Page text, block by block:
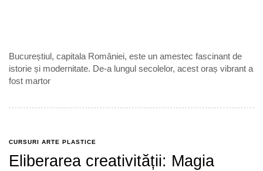
Bucureștiul, capitala României, este un amestec fascinant de
istorie și modernitate. De-a lungul secolelor, acest oraș vibrant a
fost martor
CURSURI ARTE PLASTICE
Eliberarea creativității: Magia